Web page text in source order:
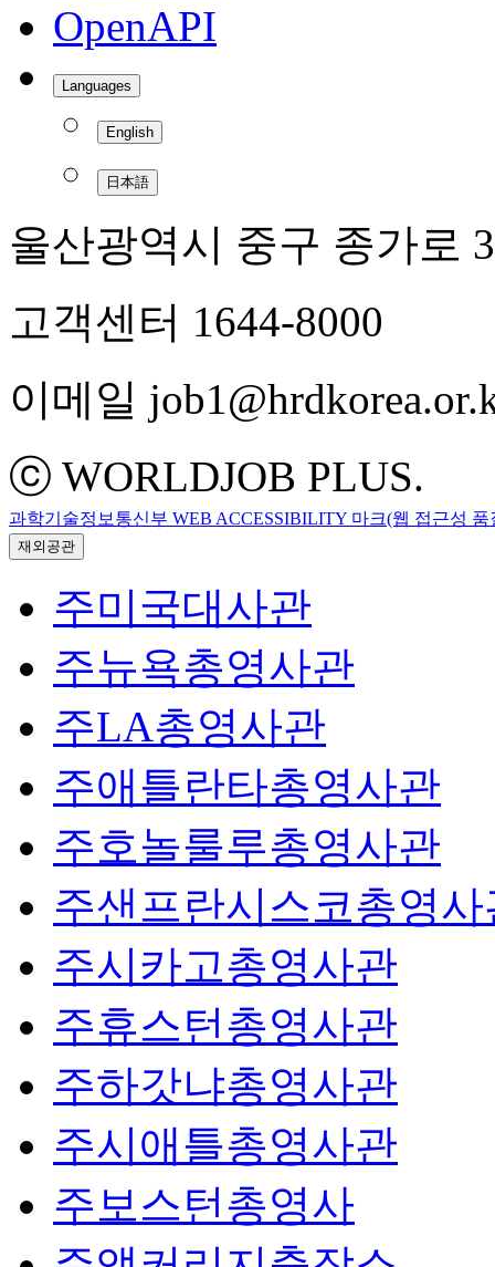
OpenAPI
Languages
English
日本語
울산광역시 중구 종가로
고객센터 1644-8000
이메일
ⓒ WORLDJOB PLUS.
과학기술정보통신부 WEB ACCESSIBILITY 마크(웹 접근성 품
재외공관
주미국대사관
주뉴욕총영사관
주LA총영사관
주애틀란타총영사관
주호놀룰루총영사관
주샌프란시스코총영사
주시카고총영사관
주휴스턴총영사관
주하갓냐총영사관
주시애틀총영사관
주보스턴총영사